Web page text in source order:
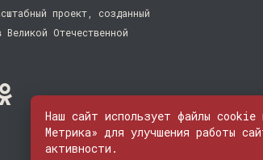
проект, созданный
Отечественной
Наш сайт использует файлы cookie
Метрика» для улучшения работы
активности.